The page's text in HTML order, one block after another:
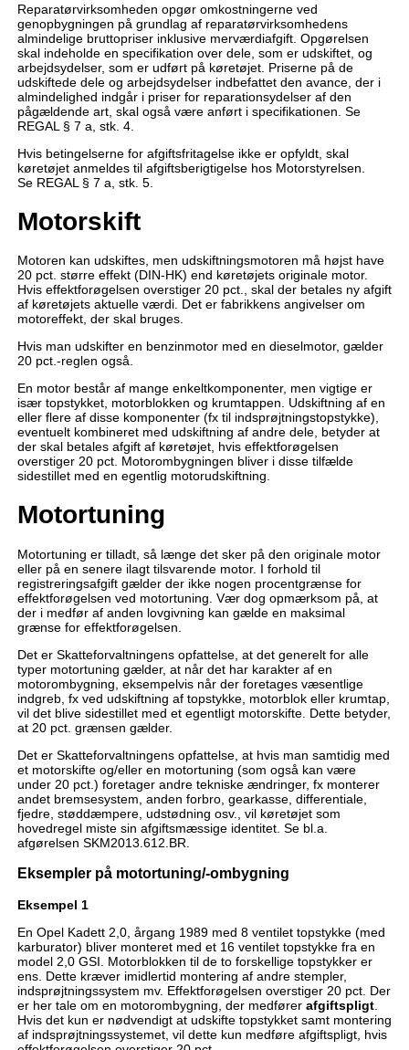
Reparatørvirksomheden opgør omkostningerne ved
genopbygningen på grundlag af reparatørvirksomhedens
almindelige bruttopriser inklusive merværdiafgift. Opgørelsen
skal indeholde en specifikation over dele, som er udskiftet, og
arbejdsydelser, som er udført på køretøjet. Priserne på de
udskiftede dele og arbejdsydelser indbefattet den avance, der i
almindelighed indgår i priser for reparationsydelser af den
pågældende art, skal også være anført i specifikationen. Se
REGAL § 7 a, stk. 4.
Hvis betingelserne for afgiftsfritagelse ikke er opfyldt, skal
køretøjet anmeldes til afgiftsberigtigelse hos Motorstyrelsen.
Se REGAL § 7 a, stk. 5.
Motorskift
Motoren kan udskiftes, men udskiftningsmotoren må højst have
20 pct. større effekt (DIN-HK) end køretøjets originale motor.
Hvis effektforøgelsen overstiger 20 pct., skal der betales ny afgift
af køretøjets aktuelle værdi. Det er fabrikkens angivelser om
motoreffekt, der skal bruges.
Hvis man udskifter en benzinmotor med en dieselmotor, gælder
20 pct.-reglen også.
En motor består af mange enkeltkomponenter, men vigtige er
især topstykket, motorblokken og krumtappen. Udskiftning af en
eller flere af disse komponenter (fx til indsprøjtningstopstykke),
eventuelt kombineret med udskiftning af andre dele, betyder at
der skal betales afgift af køretøjet, hvis effektforøgelsen
overstiger 20 pct. Motorombygningen bliver i disse tilfælde
sidestillet med en egentlig motorudskiftning.
Motortuning
Motortuning er tilladt, så længe det sker på den originale motor
eller på en senere ilagt tilsvarende motor. I forhold til
registreringsafgift gælder der ikke nogen procentgrænse for
effektforøgelsen ved motortuning. Vær dog opmærksom på, at
der i medfør af anden lovgivning kan gælde en maksimal
grænse for effektforøgelsen.
Det er Skatteforvaltningens opfattelse, at det generelt for alle
typer motortuning gælder, at når det har karakter af en
motorombygning, eksempelvis når der foretages væsentlige
indgreb, fx ved udskiftning af topstykke, motorblok eller krumtap,
vil det blive sidestillet med et egentligt motorskifte. Dette betyder,
at 20 pct. grænsen gælder.
Det er Skatteforvaltningens opfattelse, at hvis man samtidig med
et motorskifte og/eller en motortuning (som også kan være
under 20 pct.) foretager andre tekniske ændringer, fx monterer
andet bremsesystem, anden forbro, gearkasse, differentiale,
fjedre, støddæmpere, udstødning osv., vil køretøjet som
hovedregel miste sin afgiftsmæssige identitet. Se bl.a.
afgørelsen SKM2013.612.BR.
Eksempler på motortuning/-ombygning
Eksempel 1
En Opel Kadett 2,0, årgang 1989 med 8 ventilet topstykke (med
karburator) bliver monteret med et 16 ventilet topstykke fra en
model 2,0 GSI. Motorblokken til de to forskellige topstykker er
ens. Dette kræver imidlertid montering af andre stempler,
indsprøjtningssystem mv. Effektforøgelsen overstiger 20 pct. Der
er her tale om en motorombygning, der medfører afgiftspligt.
Hvis det kun er nødvendigt at udskifte topstykket samt montering
af indsprøjtningssystemet, vil dette kun medføre afgiftspligt, hvis